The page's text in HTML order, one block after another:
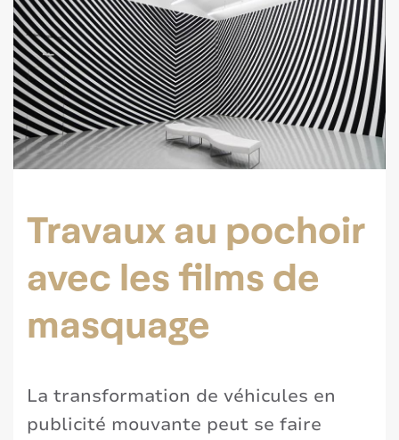
Travaux au pochoir
avec les films de
masquage
La transformation de véhicules en
publicité mouvante peut se faire